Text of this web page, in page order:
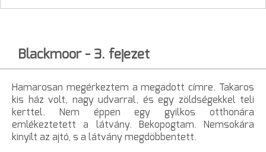
Blackmoor - 3. fejezet
Hamarosan megérkeztem a megadott címre. Takaros
kis ház volt, nagy udvarral, és egy zöldségekkel teli
kerttel. Nem éppen egy gyilkos otthonára
emlékeztetett a látvány. Bekopogtam. Nemsokára
kinyílt az ajtó, s a látvány megdöbbentett.